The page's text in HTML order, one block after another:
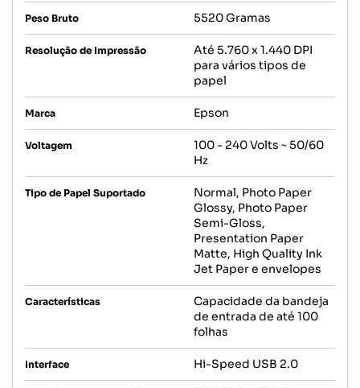
Peso Bruto 5520 Gramas
Resolução de Impressão
Até 5.760 x 1.440 DPI
para vários tipos de
papel
Marca Epson
Voltagem
100 - 240 Volts ~ 50/60
Hz
Tipo de Papel Suportado
Normal, Photo Paper
Glossy, Photo Paper
Semi-Gloss,
Presentation Paper
Matte, High Quality Ink
Jet Paper e envelopes
Características
Capacidade da bandeja
de entrada de até 100
folhas
Interface Hi-Speed USB 2.0